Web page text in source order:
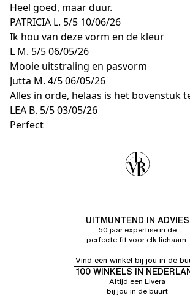
Heel goed, maar duur.
PATRICIA L. 5/5 10/06/26
Ik hou van deze vorm en de kleur
L M. 5/506/05/26
Mooie uitstraling en pasvorm
Jutta M. 4/506/05/26
Alles in orde, helaas is het bovenstuk
LEA B. 5/503/05/26
Perfect
UITMUNTEND IN ADVIES
50 jaar expertise in de
perfecte fit voor elk lichaam.
Vind een winkel bij jou in de
100 WINKELS IN
Altijd een Livera
bij jou in de buurt